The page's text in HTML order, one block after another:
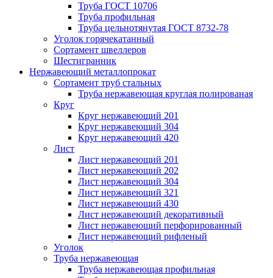
Труба ГОСТ 10706
Труба профильная
Труба цельнотянутая ГОСТ 8732-78
Уголок горячекатанный
Сортамент швеллеров
Шестигранник
Нержавеющий металлопрокат
Сортамент труб стальных
Труба нержавеющая круглая полированая
Круг
Круг нержавеющий 201
Круг нержавеющий 304
Круг нержавеющий 420
Лист
Лист нержавеющий 201
Лист нержавеющий 202
Лист нержавеющий 304
Лист нержавеющий 321
Лист нержавеющий 430
Лист нержавеющий декоративный
Лист нержавеющий перфорированный
Лист нержавеющий рифленый
Уголок
Труба нержавеющая
Труба нержавеющая профильная